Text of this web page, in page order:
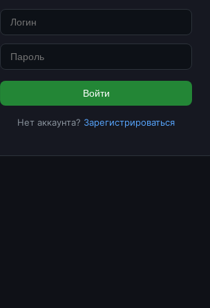
Войти
Нет аккаунта? Зарегистрироваться